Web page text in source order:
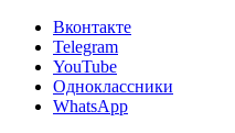
Вконтакте
Telegram
YouTube
Одноклассники
WhatsApp